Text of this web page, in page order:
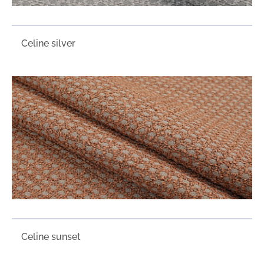
Сeline silver
Сeline sunset